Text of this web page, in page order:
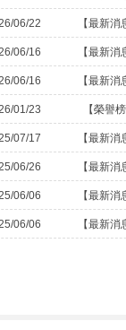
06/22 【最新消
06/16 【最新消
06/16 【最新消
01/23 【榮譽
07/17 【最新消
06/26 【最新消
06/06 【最新消
06/06 【最新消